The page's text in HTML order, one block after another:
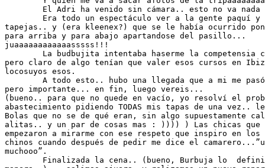
tapejas.. y (era kleenex?) que se le había ocurrido
para arriba y para abajo apartandose del pasillo...
juaaaaaaaaaaaasssss!!!
pero claro de algo tenían que valer esos cursos en
locosuyos esos.
pero importante... en fin, luego vereis...
(bueno.. para que no quede en vacío, yo resolví el
abastecimiento pidiendo TODAS mis tapas de una vez..
Bolas que no se de qué eran, sin algo supuestamente
alitas.. y un par de cosas mas : )))) ) Las chicas que
empezaron a mirarme con ese respeto que inspiro en
chinos cuando después de pedir me dice el
muchooo”.